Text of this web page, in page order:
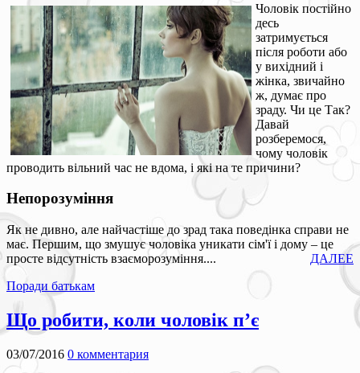
Чоловік постійно
десь
затримується
після роботи або
у вихідний і
жінка, звичайно
ж, думає про
зраду. Чи це Так?
Давай
розберемося,
чому чоловік
проводить вільний час не вдома, і які на те причини?
Непорозуміння
Як не дивно, але найчастіше до зрад така поведінка справи не
має. Першим, що змушує чоловіка уникати сім'ї і дому – це
просте відсутність взаєморозуміння....
ДАЛЕЕ
Поради батькам
Що робити, коли чоловік п’є
03/07/2016 0 комментария